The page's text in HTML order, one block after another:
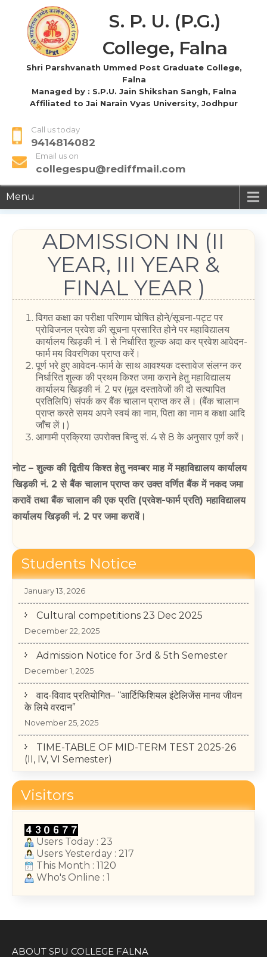
S. P. U. (P.G.)
College, Falna
Shri Parshvanath Ummed Post Graduate College,
Falna
Managed by : S.P.U. Jain Shikshan Sangh, Falna
Affiliated to Jai Narain Vyas University, Jodhpur
Call us today
9414814082
Email us on
collegespu@rediffmail.com
Menu
ADMISSION IN (II
YEAR, III YEAR &
FINAL YEAR )
विगत कक्षा का परीक्षा परिणाम घोषित होने/सूचना-पट्ट पर
प्रोविजनल प्रवेश की सूचना प्रसारित होने पर महाविद्यालय
कार्यालय खिड़की नं. 1 से निर्धारित शुल्क अदा कर प्रवेश आवेदन-
फार्म मय विवरणिका प्राप्त करें।
पूर्ण भरे हुए आवेदन-फार्म के साथ आवश्यक दस्तावेज संलग्न कर
निर्धारित शुल्क की प्रथम किश्त जमा कराने हेतु महाविद्यालय
कार्यालय खिड़की नं. 2 पर (मूल दस्तावेजों की दो सत्यापित
प्रतिलिपि) संपर्क कर बैंक चालान प्राप्त कर लें। (बैंक चालान
प्राप्त करते समय अपने स्वयं का नाम, पिता का नाम व कक्षा आदि
जाँच लें।)
आगामी प्रक्रिया उपरोक्त बिन्दु सं. 4 से 8 के अनुसार पूर्ण करें।
नोट – शुल्क की द्वितीय किश्त हेतु नवम्बर माह में महाविद्यालय कार्यालय
खिड़की नं. 2 से बैंक चालान प्राप्त कर उक्त वर्णित बैंक में नकद जमा
करावें तथा बैंक चालान की एक प्रति (प्रवेश-फार्म प्रति) महाविद्यालय
कार्यालय खिड़की नं. 2 पर जमा करावें।
Students Notice
College Annual Function 2026
वाद-विवाद प्रतियोगित– “आर्टिफिशियल इंटेलिजेंस मानव जीवन
के लिये वरदान”
(II, IV, VI Semester)
May 14, 2026
College Annual Function 2026
January 13, 2026
Visitors
Users Today : 23
Users Yesterday : 217
This Month : 1120
Who's Online : 1
ABOUT SPU COLLEGE FALNA